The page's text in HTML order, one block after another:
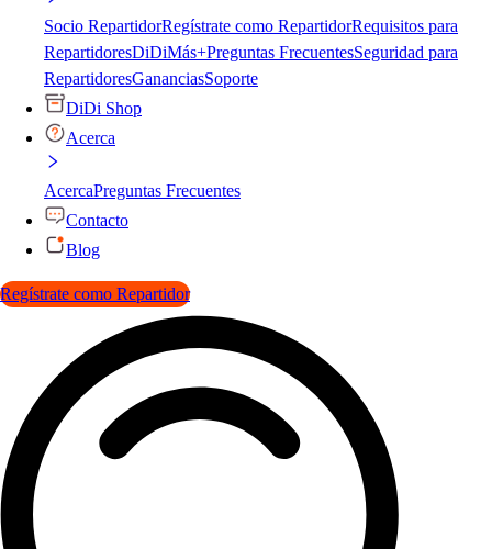
Socio RepartidorRegístrate como RepartidorRequisitos para
RepartidoresDiDiMás+Preguntas FrecuentesSeguridad para
RepartidoresGananciasSoporte
DiDi Shop
Acerca
AcercaPreguntas Frecuentes
Contacto
Blog
Regístrate como Repartidor